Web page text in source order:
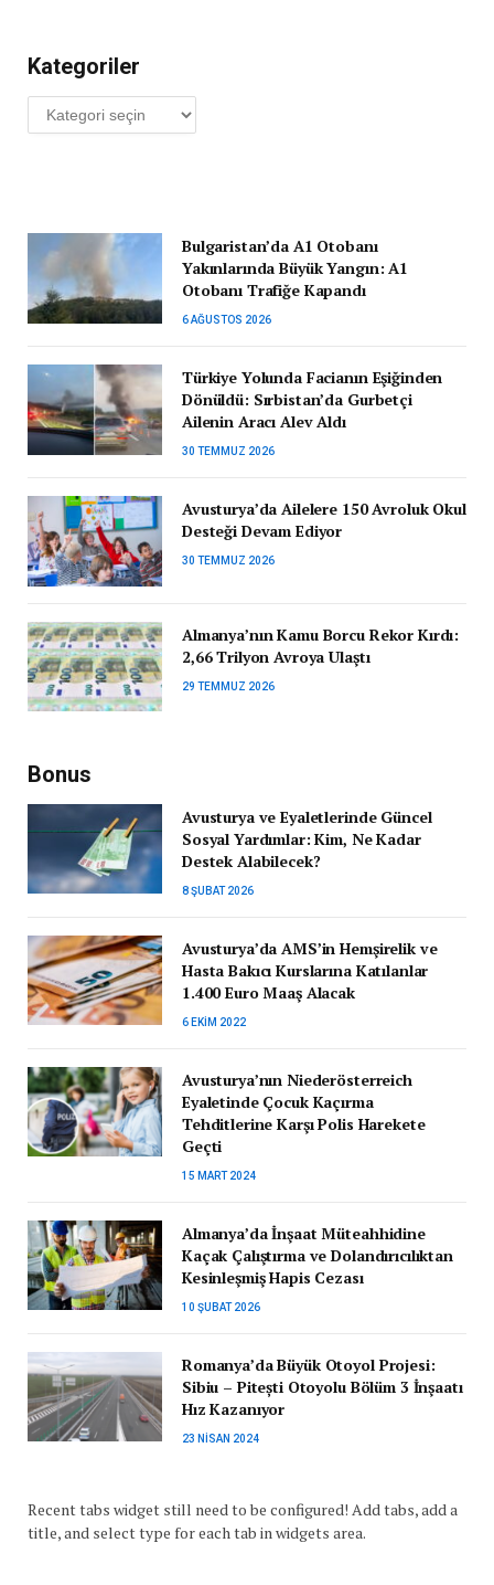
Kategoriler
Kategoriler
Bulgaristan’da A1 Otobanı
Yakınlarında Büyük Yangın: A1
Otobanı Trafiğe Kapandı
6 AĞUSTOS 2026
Türkiye Yolunda Facianın Eşiğinden
Dönüldü: Sırbistan’da Gurbetçi
Ailenin Aracı Alev Aldı
30 TEMMUZ 2026
Avusturya’da Ailelere 150 Avroluk Okul
Desteği Devam Ediyor
30 TEMMUZ 2026
Almanya’nın Kamu Borcu Rekor Kırdı:
2,66 Trilyon Avroya Ulaştı
29 TEMMUZ 2026
Bonus
Avusturya ve Eyaletlerinde Güncel
Sosyal Yardımlar: Kim, Ne Kadar
Destek Alabilecek?
8 ŞUBAT 2026
Avusturya’da AMS’in Hemşirelik ve
Hasta Bakıcı Kurslarına Katılanlar
1.400 Euro Maaş Alacak
6 EKIM 2022
Avusturya’nın Niederösterreich
Eyaletinde Çocuk Kaçırma
Tehditlerine Karşı Polis Harekete
Geçti
15 MART 2024
Almanya’da İnşaat Müteahhidine
Kaçak Çalıştırma ve Dolandırıcılıktan
Kesinleşmiş Hapis Cezası
10 ŞUBAT 2026
Romanya’da Büyük Otoyol Projesi:
Sibiu – Pitești Otoyolu Bölüm 3 İnşaatı
Hız Kazanıyor
23 NISAN 2024
Recent tabs widget still need to be configured! Add tabs, add a
title, and select type for each tab in widgets area.